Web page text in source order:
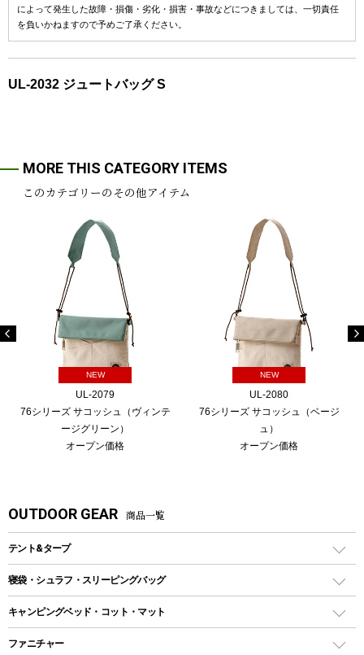
によって発生した故障・損傷・劣化・損害・事故などにつきましては、一切責任
を負いかねますので予めご了承ください。
UL-2032 ジュートバッグ S
MORE THIS CATEGORY ITEMS
このカテゴリーのその他アイテム
NEW
UL-2079
76シリーズ サコッシュ（ヴィンテ
ージグリーン）
オープン価格
NEW
UL-2080
76シリーズ サコッシュ（ベージ
ュ）
オープン価格
OUTDOOR GEAR 商品一覧
テント&タープ
テント
ツールームテント
ワンポールテント
寝袋・シュラフ・スリーピングバッグ
レクタングラー型（封筒型）シュラフ
キャンピングベッド・コット・マット
キャンピングベッド・コット
ファニチャー